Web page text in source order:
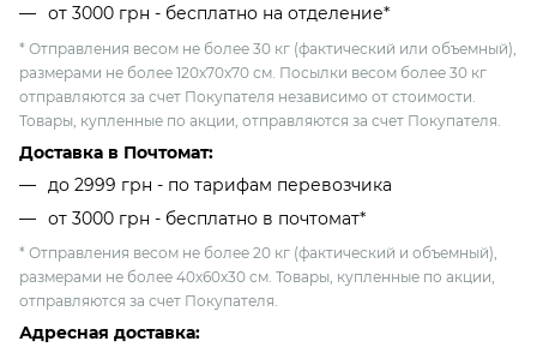
от 3000 грн - бесплатно на отделение*
* Отправления весом не более 30 кг (фактический или объемный),
размерами не более 120х70х70 см. Посылки весом более 30 кг
отправляются за счет Покупателя независимо от стоимости.
Товары, купленные по акции, отправляются за счет Покупателя.
Доставка в Почтомат:
до 2999 грн - по тарифам перевозчика
от 3000 грн - бесплатно в почтомат*
* Отправления весом не более 20 кг (фактический и объемный),
размерами не более 40х60х30 см. Товары, купленные по акции,
отправляются за счет Покупателя.
Адресная доставка: